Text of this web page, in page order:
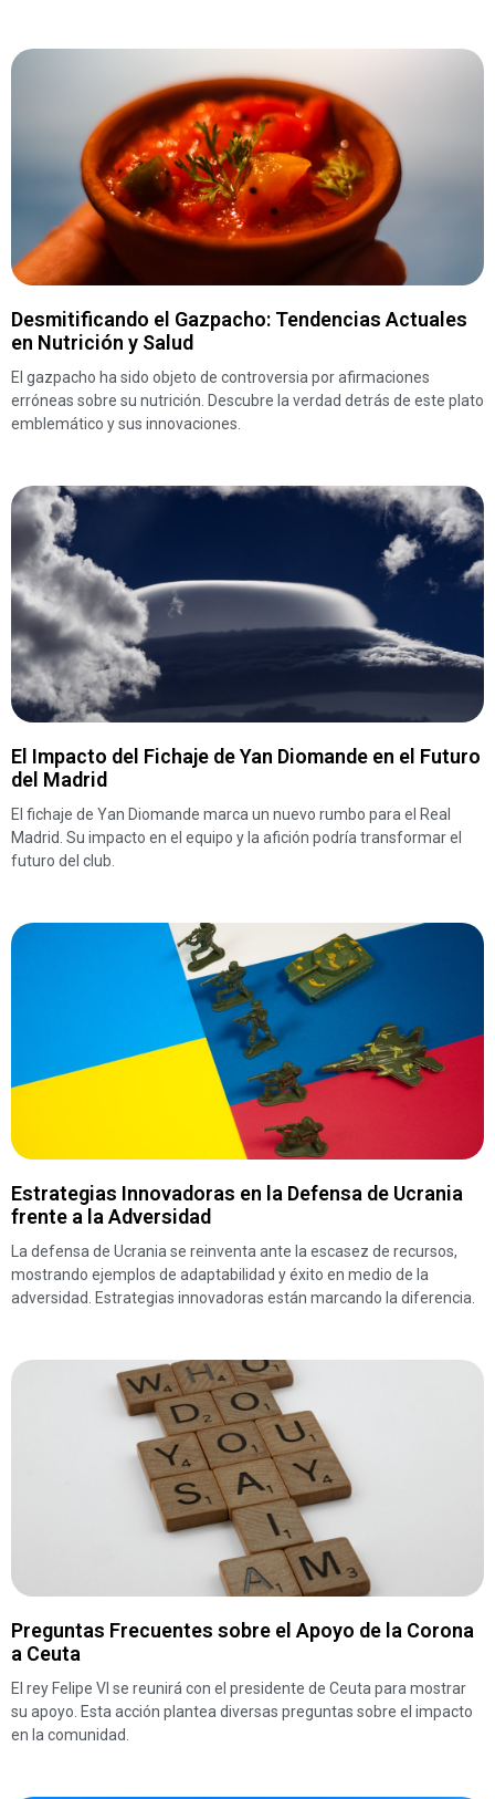
Desmitificando el Gazpacho: Tendencias Actuales
en Nutrición y Salud
El gazpacho ha sido objeto de controversia por afirmaciones
erróneas sobre su nutrición. Descubre la verdad detrás de este plato
emblemático y sus innovaciones.
El Impacto del Fichaje de Yan Diomande en el Futuro
del Madrid
El fichaje de Yan Diomande marca un nuevo rumbo para el Real
Madrid. Su impacto en el equipo y la afición podría transformar el
futuro del club.
Estrategias Innovadoras en la Defensa de Ucrania
frente a la Adversidad
La defensa de Ucrania se reinventa ante la escasez de recursos,
mostrando ejemplos de adaptabilidad y éxito en medio de la
adversidad. Estrategias innovadoras están marcando la diferencia.
Preguntas Frecuentes sobre el Apoyo de la Corona
a Ceuta
El rey Felipe VI se reunirá con el presidente de Ceuta para mostrar
su apoyo. Esta acción plantea diversas preguntas sobre el impacto
en la comunidad.